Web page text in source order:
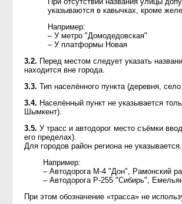
указываются в кавычках, кроме
Например:
– У метро "Домодедовская"
– У платформы Новая
3.2. Перед местом следует указать
находится вне города.
3.3. Тип населённого пункта (деревня,
3.4. Населённый пункт не указывается
Шымкент).
3.5. У трасс и автодорог место съёмки
его пределах).
Для городов район региона не указывается.
Например:
– Автодорога М-4 "Дон", Рамонский
– Автодорога Р-255 "Сибирь",
При этом обозначение «трасса» не